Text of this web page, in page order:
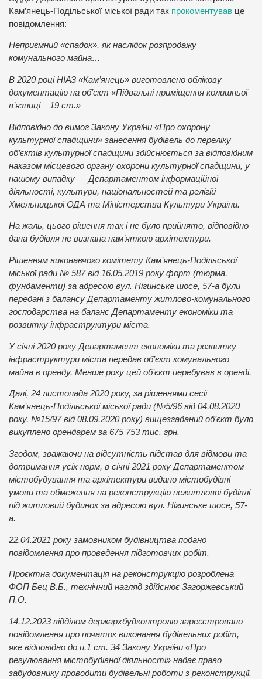
Кам’янець-Подільської міської ради так прокоментував це
повідомлення:
Неприємний «спадок», як наслідок розпродажу
комунального майна…
В 2020 році НІАЗ «Кам’янець» виготовлено облікову
документацію на об’єкт «Підвальні приміщення колишньої
в’язниці – 19 ст.»
Відповідно до вимог Закону України «Про охорону
культурної спадщини» занесення будівель до переліку
об’єктів культурної спадщини здійснюється за відповідним
наказом місцевого органу охорони культурної спадщини, у
нашому випадку — Департаментом інформаційної
діяльності, культури, національностей та релігій
Хмельницької ОДА та Міністерства Культури України.
На жаль, цього рішення так і не було прийнято, відповідно
дана будівля не визнана пам’яткою архітектури.
Рішенням виконавчого комітету Кам’янець-Подільської
міської ради № 587 від 16.05.2019 року форт (тюрма,
фундаменти) за адресою вул. Нігинське шосе, 57-а були
передані з балансу Департаменту житлово-комунального
господарства на баланс Департаменту економіки та
розвитку інфраструктури міста.
У січні 2020 року Департамент економіки та розвитку
інфраструктури міста передав об’єкт комунального
майна в оренду. Менше року цей об’єкт перебував в оренді.
Далі, 24 листопада 2020 року, за рішеннями сесії
Кам’янець-Подільської міської ради (№5/96 від 04.08.2020
року, №15/97 від 08.09.2020 року) вищезгаданий об’єкт було
викуплено орендарем за 675 753 тис. грн.
Згодом, зважаючи на відсутність підстав для відмови та
дотримання усіх норм, в січні 2021 року Департаментом
містобудування та архітектури видано містобудівні
умови та обмеження на реконструкцію нежитлової будівлі
під житловий будинок за адресою вул. Нігинське шосе, 57-
а.
22.04.2021 року замовником будівництва подано
повідомлення про проведення підготовчих робіт.
Проєктна документація на реконструкцію розроблена
ФОП Бец В.Б., технічний нагляд здійснює Загоржевський
П.О.
14.12.2023 відділом держархбудконтролю зареєстровано
повідомлення про початок виконання будівельних робіт,
яке відповідно до п.1 ст. 34 Закону України «Про
регулювання містобудівної діяльності» надає право
забудовнику проводити будівельні роботи з реконструкції.